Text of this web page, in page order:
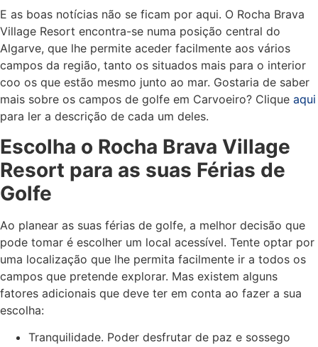
E as boas notícias não se ficam por aqui. O Rocha Brava
Village Resort encontra-se numa posição central do
Algarve, que lhe permite aceder facilmente aos vários
campos da região, tanto os situados mais para o interior
coo os que estão mesmo junto ao mar. Gostaria de saber
mais sobre os campos de golfe em Carvoeiro? Clique aqui
para ler a descrição de cada um deles.
Escolha o Rocha Brava Village
Resort para as suas Férias de
Golfe
Ao planear as suas férias de golfe, a melhor decisão que
pode tomar é escolher um local acessível. Tente optar por
uma localização que lhe permita facilmente ir a todos os
campos que pretende explorar. Mas existem alguns
fatores adicionais que deve ter em conta ao fazer a sua
escolha:
Tranquilidade. Poder desfrutar de paz e sossego